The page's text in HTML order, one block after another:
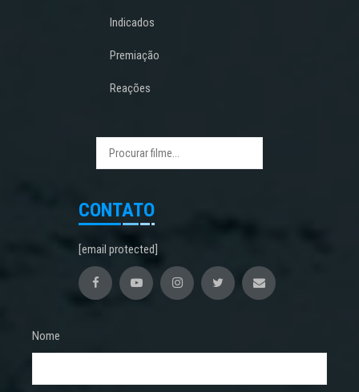
Indicados
Premiação
Reações
CONTATO
[email protected]
Nome